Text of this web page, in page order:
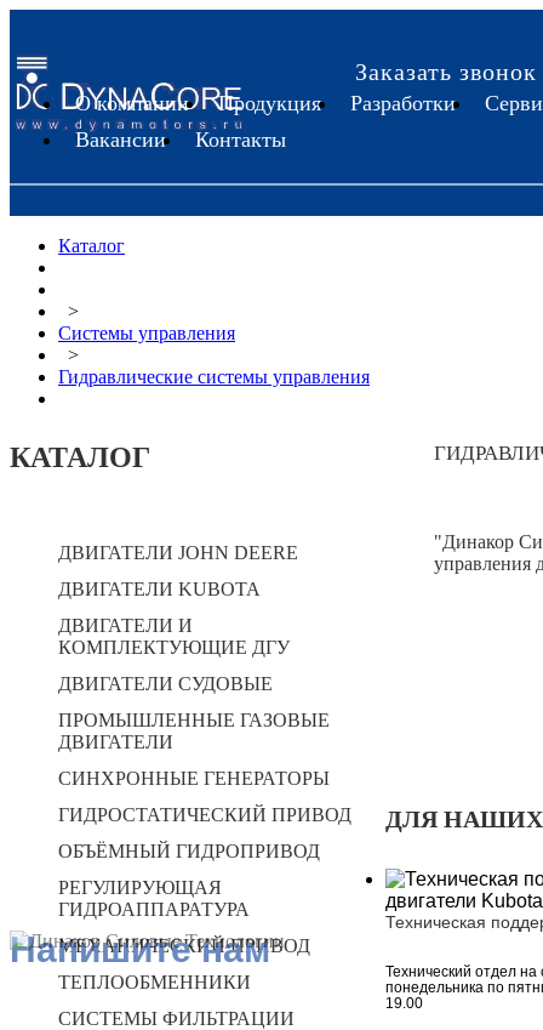
Заказать звонок
О компании Продукция Разработки
Вакансии
Контакты
Каталог
>
Системы управления
>
Гидравлические системы управления
КАТАЛОГ
ДВИГАТЕЛИ JOHN DEERE
ДВИГАТЕЛИ KUBOTA
ДВИГАТЕЛИ И
КОМПЛЕКТУЮЩИЕ ДГУ
ДВИГАТЕЛИ СУДОВЫЕ
ПРОМЫШЛЕННЫЕ ГАЗОВЫЕ
ДВИГАТЕЛИ
СИНХРОННЫЕ ГЕНЕРАТОРЫ
ГИДРОСТАТИЧЕСКИЙ ПРИВОД
ОБЪЁМНЫЙ ГИДРОПРИВОД
РЕГУЛИРУЮЩАЯ
ГИДРОАППАРАТУРА
МЕХАНИЧЕСКИЙ ПРИВОД
ТЕПЛООБМЕННИКИ
СИСТЕМЫ ФИЛЬТРАЦИИ
"Динакор
управления
ДЛЯ
Техническая
Технический отдел на
понедельника по
19.00
Напишите нам